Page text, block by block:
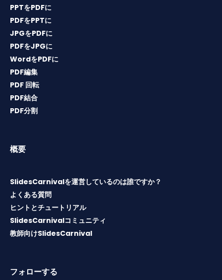
PPTをPDFに
PDFをPPTに
JPGをPDFに
PDFをJPGに
WordをPDFに
PDF編集
PDF 回転
PDF結合
PDF分割
概要
SlidesCarnivalを運営しているのは誰ですか？
よくある質問
ヒントとチュートリアル
SlidesCarnivalコミュニティ
教師向けSlidesCarnival
フォローする